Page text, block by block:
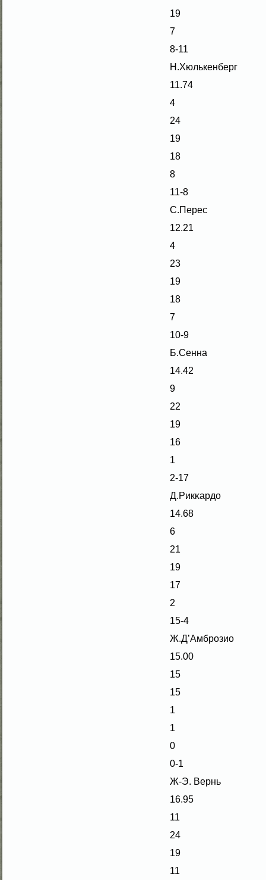
19
7
8-11
Н.Хюлькенберг
11.74
4
24
19
18
8
11-8
С.Перес
12.21
4
23
19
18
7
10-9
Б.Сенна
14.42
9
22
19
16
1
2-17
Д.Рикκардо
14.68
6
21
19
17
2
15-4
Ж.Д’Амброзио
15.00
15
15
1
1
0
0-1
Ж-Э. Вернь
16.95
11
24
19
11